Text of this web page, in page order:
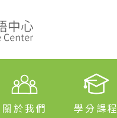
關於我們 學分課程